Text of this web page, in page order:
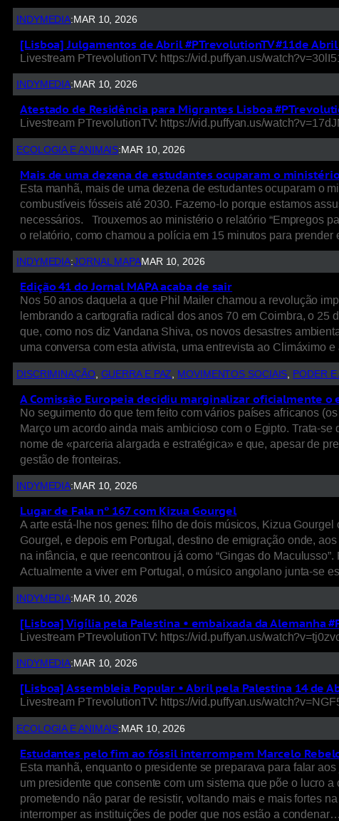
INDYMEDIA:MAR 10, 2026
[Lisboa] Julgamentos de Abril #PTrevolutionTV #11de
Livestream PTrevolutionTV: https://vid.puffyan.us/
INDYMEDIA: MAR 10, 2026
Atestado de Residência para Migrantes Lisboa
Livestream PTrevolutionTV: https://vid.puffyan.us/
ECOLOGIA E ANIMAIS:MAR 10, 2026
Mais de uma dezena de estudantes ocuparam o
Esta manhã, mais de uma dezena de estudantes ocuparam o
combustíveis fósseis até 2030. Fazemo-lo porque estamos
necessários. Trouxemos ao ministério o relatório “Empregos
o relatório, como chamou a polícia em 15 minutos para
INDYMEDIA:JORNAL MAPAMAR 10, 2026
Edição 41 do Jornal MAPA acaba de sair
Nos 50 anos daquela a que Phil Mailer chamou a revolução
lembrando a cartografia radical dos anos 70 em Coimbra, o
que, como nos diz Vandana Shiva, os novos desastres
uma conversa com esta ativista, uma entrevista ao Climáximo
DISCRIMINAÇÃO, GUERRA E PAZ MOVIMENTOS SOCIAIS PODER
A Comissão Europeia decidiu marginalizar oficialmente
No seguimento do que tem feito com vários países africanos
Março um acordo ainda mais ambicioso com o Egipto. Trata-
nome de «parceria alargada e estratégica» e que, apesar de
gestão de fronteiras.
INDYMEDIA: MAR 10, 2026
Lugar de Fala nº 167 com Kizua Gourgel
A arte está-lhe nos genes: filho de dois músicos, Kizua
Gourgel, e depois em Portugal, destino de emigração onde,
na infância, e que reencontrou já como “Gingas do
Actualmente a viver em Portugal, o músico angolano junta-se
INDYMEDIA:MAR 10, 2026
[Lisboa] Vigília pela Palestina • embaixada da Alemanha
Livestream PTrevolutionTV: https://vid.puffyan.us/
INDYMEDIA: MAR 10, 2026
[Lisboa] Assembleia Popular • Abril pela Palestina 14 de
Livestream PTrevolutionTV: https://vid.puffyan.us/
ECOLOGIA E ANIMAIS:MAR 10, 2026
Estudantes pelo fim ao fóssil interrompem Marcelo
Esta manhã, enquanto o presidente se preparava para falar
um presidente que consente com um sistema que põe o lucro
prometendo não parar de resistir, voltando mais e mais fortes
interromper as instituições de poder que nos estão a condenar…